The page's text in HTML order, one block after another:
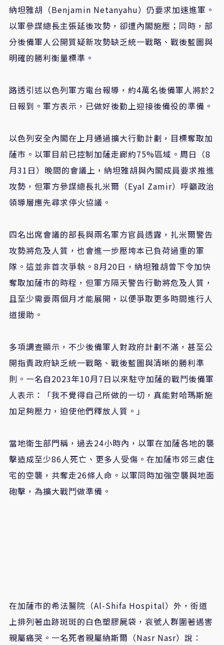
納坦雅胡（Benjamin Netanyahu）仍要求加速進軍。
以軍參謀總長主張延後攻勢，卻遭內閣施壓；同時，部
分後備軍人公開質疑新攻勢缺乏統一戰略、戰後藍圖與
明確的勝利衡量標準。
路透引述以色列軍方電台報導，約4萬名後備軍人將於2
日報到。軍方表示，已做好後勤上迎接後備役的準備。
以色列安全內閣在上月通過擴大行動計劃，目標奪取加
薩市。以軍目前已控制加薩走廊約75%區域。周日（8
月31日）晚間的會議上，納坦雅胡與內閣成員要求推進
攻勢，但軍方參謀總長扎米爾（Eyal Zamir）呼籲政治
領導層應先尋求停火協議。
四名出席會議的部長與兩名軍方官員透露，扎米爾警告
攻勢將危及人質，也會進一步壓垮本已負荷過重的軍
隊。這並非首次爭執。8月20日，納坦雅胡曾下令加快
奪取加薩市的時程，但軍方隔天警告行動將危及人質，
且至少需要兩個月才能展開，以便爭取更多時間進行人
道援助。
多項調查顯示，不少後備軍人對政府計劃不滿，甚至公
開指責政府缺乏統一戰略、戰後藍圖與清晰的勝利準
則。一名自2023年10月7日以來駐守加薩的戰鬥後備軍
人表示：「我不覺得自己所做的一切，真能對哈瑪斯施
加足夠壓力，迫使他們釋放人質。」
當地衛生部門稱，過去24小時內，以軍在加薩各地的襲
擊造成至少86人死亡、更多人受傷。在加薩市郊三處住
宅的空襲，共奪走26條人命。以軍同時加強空襲與地面
砲擊，為擴大戰鬥做準備。
在加薩市的希法醫院（Al-Shifa Hospital）外，街道
上排列著血跡斑斑的白色塑膠屍袋，哀號人群圍著遇害
親屬痛哭。一名死者親屬納斯爾（Nasr Nasr）說：